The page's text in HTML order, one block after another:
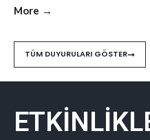
More →
TÜM DUYURULARI GÖSTER